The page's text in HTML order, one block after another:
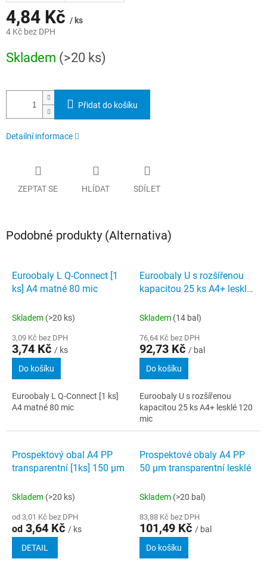
4,84 Kč / ks
4 Kč bez DPH
cena:
Skladem (>20 ks)
Přidat do košíku
Detailní informace
ZEPTAT SE HLÍDAT SDÍLET
Podobné produkty (Alternativa)
Euroobaly L Q-Connect [1
ks] A4 matné 80 mic
Skladem (>20 ks)
3,09 Kč bez DPH
3,74 Kč / ks
Do košíku
Euroobaly L Q-Connect [1 ks]
A4 matné 80 mic
Euroobaly U s rozšířenou
kapacitou 25 ks A4+ lesklé
Skladem (14 bal)
76,64 Kč bez DPH
92,73 Kč / bal
Do košíku
Euroobaly U s rozšířenou
kapacitou 25 ks A4+ lesklé 120
mic
Prospektový obal A4 PP
transparentní [1ks] 150 µm
Skladem (>20 ks)
od 3,01 Kč bez DPH
od 3,64 Kč / ks
DETAIL
Prospektové obaly A4 PP
50 µm transparentní lesklé
Skladem (>20 bal)
83,88 Kč bez DPH
101,49 Kč / bal
Do košíku